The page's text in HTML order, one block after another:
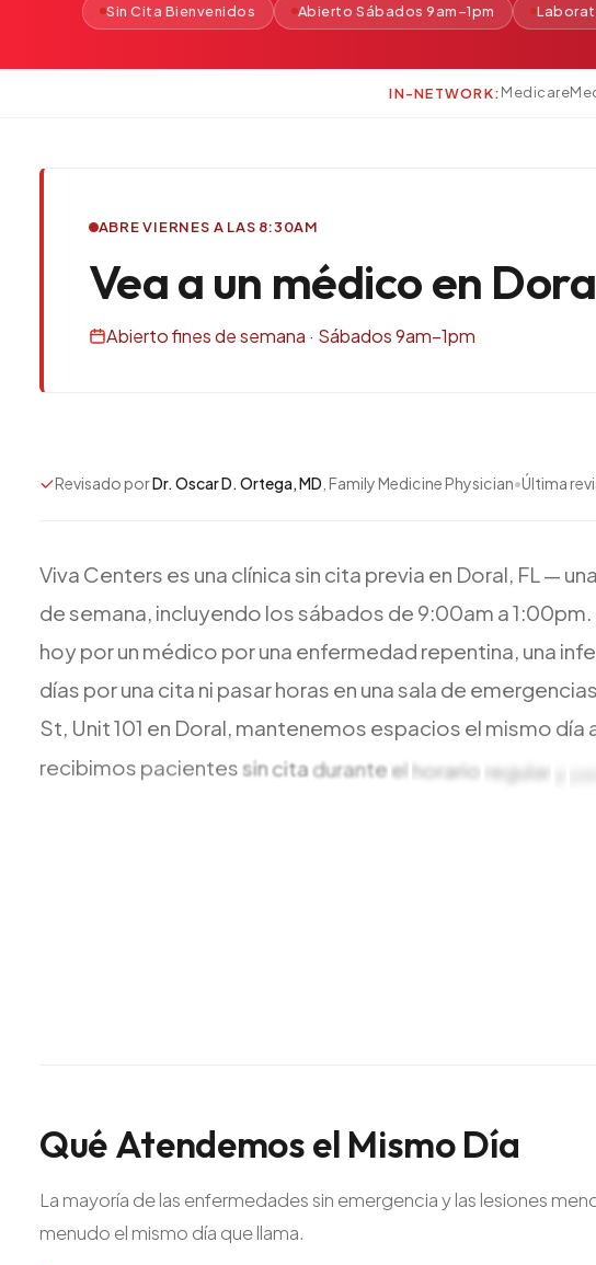
Sin Cita Bienvenidos Abierto Sábados 9am–1pm
IN-NETWORK:Medicare
ABRE VIERNES A LAS 8:30AM
Vea a un médico en
Abierto fines de semana · Sábados 9am–1pm
Revisado porDr. Oscar D. Ortega, MD , Family Medicine Physician•Última
Viva Centers es una clínicasin cita previa en Doral, FL— una
desemana, incluyendo lossábados de 9:00am a1:00pm.
hoyporun médico poruna enfermedad repentina, una
días poruna cita ni pasarhoras en unasala de
St, Unit101 en Doral, mantenemos espacios el mismo día
recibimos pacientessincitaduranteelhorario regular
QuéAtendemosel MismoDía
La mayoría de las enfermedades sin emergencia y las lesiones
menudo el mismo día que llama.